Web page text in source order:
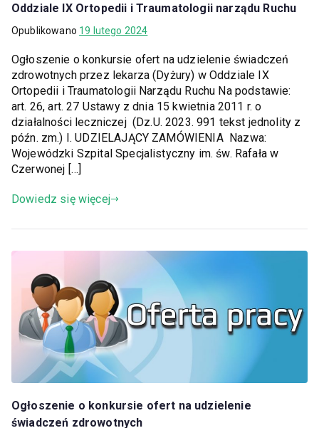
Oddziale IX Ortopedii i Traumatologii narządu Ruchu
Opublikowano 19 lutego 2024
Ogłoszenie o konkursie ofert na udzielenie świadczeń
zdrowotnych przez lekarza (Dyżury) w Oddziale IX
Ortopedii i Traumatologii Narządu Ruchu Na podstawie:
art. 26, art. 27 Ustawy z dnia 15 kwietnia 2011 r. o
działalności leczniczej (Dz.U. 2023. 991 tekst jednolity z
późn. zm.) I. UDZIELAJĄCY ZAMÓWIENIA Nazwa:
Wojewódzki Szpital Specjalistyczny im. św. Rafała w
Czerwonej […]
Dowiedz się więcej
Ogłoszenie o konkursie ofert na udzielenie
świadczeń zdrowotnych